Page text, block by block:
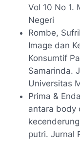
Vol 10 No 1.
Negeri
Rombe,
Image dan
Konsumtif
Samarinda.
Universitas
Prima &
antara body
putri. Jurnal